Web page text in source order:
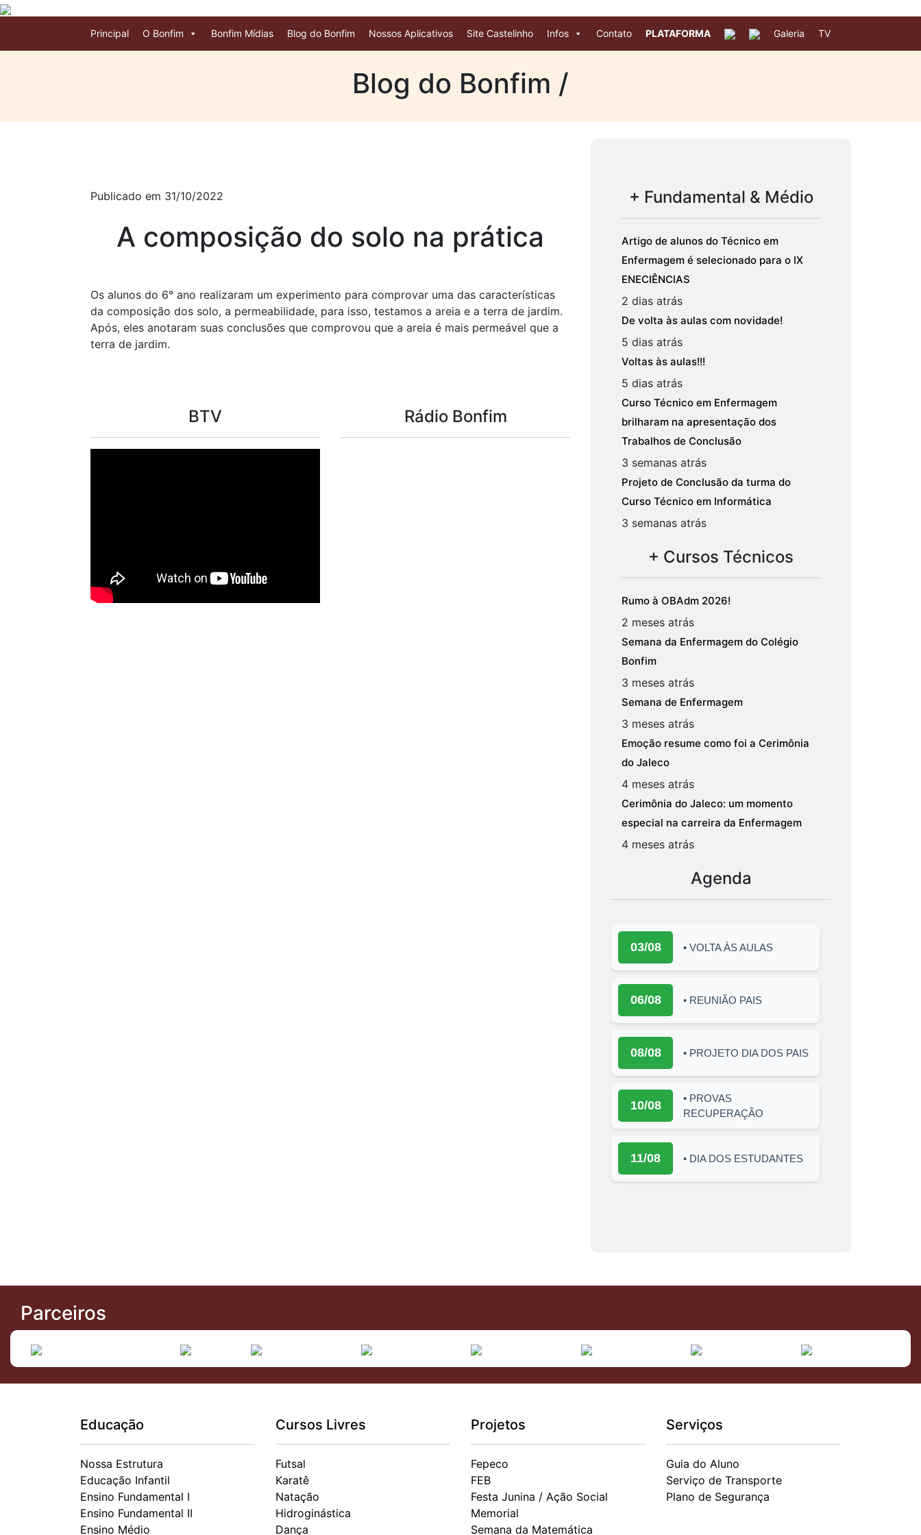
Principal O Bonfim Bonfim Mídias Blog do Bonfim Nossos Aplicativos Site Castelinho Infos Contato PLATAFORMA Galeria TV
Blog do Bonfim /
Publicado em 31/10/2022
A composição do solo na prática
Os alunos do 6° ano realizaram um experimento para comprovar uma das características
da composição dos solo, a permeabilidade, para isso, testamos a areia e a terra de jardim.
Após, eles anotaram suas conclusões que comprovou que a areia é mais permeável que a
terra de jardim.
BTV Rádio Bonfim
+ Fundamental & Médio
Artigo de alunos do Técnico em
Enfermagem é selecionado para o IX
ENECIÊNCIAS
2 dias atrás
De volta às aulas com novidade!
5 dias atrás
Voltas às aulas!!!
5 dias atrás
Curso Técnico em Enfermagem
brilharam na apresentação dos
Trabalhos de Conclusão
3 semanas atrás
Projeto de Conclusão da turma do
Curso Técnico em Informática
3 semanas atrás
+ Cursos Técnicos
Rumo à OBAdm 2026!
2 meses atrás
Semana da Enfermagem do Colégio
Bonfim
3 meses atrás
Semana de Enfermagem
3 meses atrás
Emoção resume como foi a Cerimônia
do Jaleco
4 meses atrás
Cerimônia do Jaleco: um momento
especial na carreira da Enfermagem
4 meses atrás
Agenda
03/08 • VOLTA ÀS AULAS
06/08 • REUNIÃO PAIS
08/08 • PROJETO DIA DOS PAIS
10/08
• PROVAS
RECUPERAÇÃO
11/08 • DIA DOS ESTUDANTES
Parceiros
Educação
Nossa Estrutura
Educação Infantil
Ensino Fundamental I
Ensino Fundamental II
Ensino Médio
Cursos Livres
Futsal
Karatê
Natação
Hidroginástica
Dança
Projetos
Fepeco
FEB
Festa Junina / Ação Social
Memorial
Semana da Matemática
Serviços
Guia do Aluno
Serviço de Transporte
Plano de Segurança